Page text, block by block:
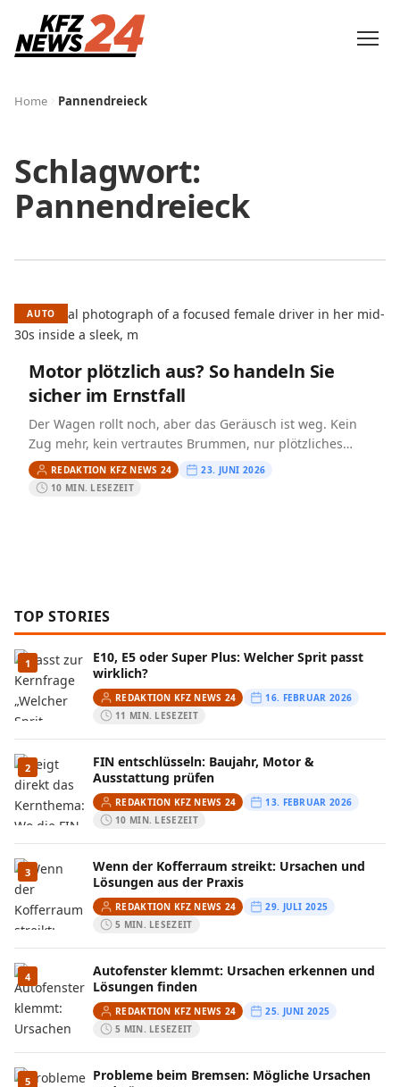
Home Pannendreieck
Schlagwort:
Pannendreieck
AUTO
Motor plötzlich aus? So handeln Sie
sicher im Ernstfall
Der Wagen rollt noch, aber das Geräusch ist weg. Kein
Zug mehr, kein vertrautes Brummen, nur plötzliches
Schweigen unter der Haube. Im Rückspiegel drängt
Verkehr…
REDAKTION KFZ NEWS 24
23. JUNI 2026
10 MIN. LESEZEIT
TOP STORIES
1
E10, E5 oder Super Plus: Welcher Sprit passt
wirklich?
REDAKTION KFZ NEWS 24
16. FEBRUAR 2026
11 MIN. LESEZEIT
2
FIN entschlüsseln: Baujahr, Motor &
Ausstattung prüfen
REDAKTION KFZ NEWS 24
13. FEBRUAR 2026
10 MIN. LESEZEIT
3
Wenn der Kofferraum streikt: Ursachen und
Lösungen aus der Praxis
REDAKTION KFZ NEWS 24
29. JULI 2025
5 MIN. LESEZEIT
4
Autofenster klemmt: Ursachen erkennen und
Lösungen finden
REDAKTION KFZ NEWS 24
25. JUNI 2025
5 MIN. LESEZEIT
5
Probleme beim Bremsen: Mögliche Ursachen